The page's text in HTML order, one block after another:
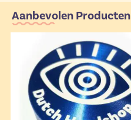
Aanbevolen Producten